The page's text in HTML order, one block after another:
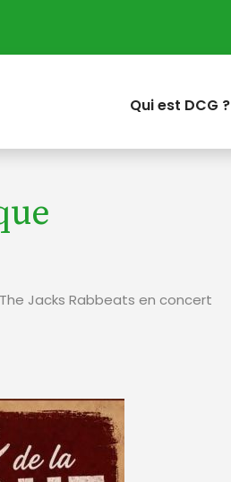
Qui est DCG ?
Jacks Rabbeats en concert